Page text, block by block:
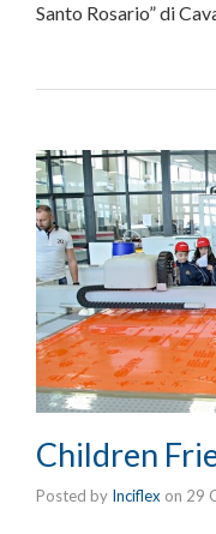
Santo Rosario” di
Children
Posted by Inciflex on 29